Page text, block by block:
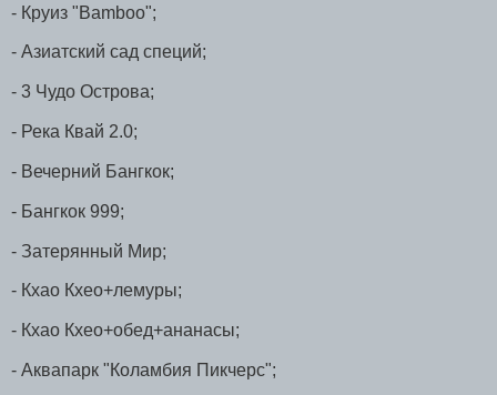
- Круиз "Bamboo";
- Азиатский сад специй;
- 3 Чудо Острова;
- Река Квай 2.0;
- Вечерний Бангкок;
- Бангкок 999;
- Затерянный Мир;
- Кхао Кхео+лемуры;
- Кхао Кхео+обед+ананасы;
- Аквапарк "Коламбия Пикчерс";